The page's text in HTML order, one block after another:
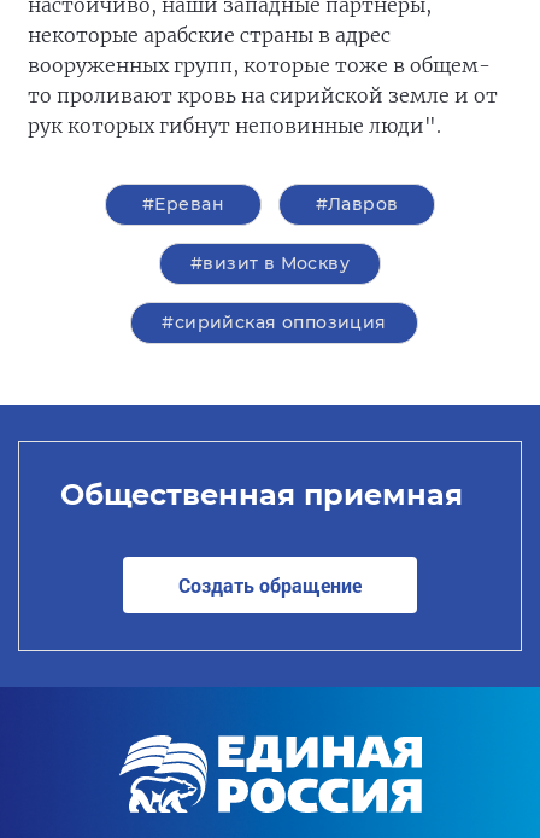
настойчиво, наши западные партнеры,
некоторые арабские страны в адрес
вооруженных групп, которые тоже в общем-
то проливают кровь на сирийской земле и от
рук которых гибнут неповинные люди".
#Ереван #Лавров
#визит в Москву
#сирийская оппозиция
Общественная приемная
Создать обращение